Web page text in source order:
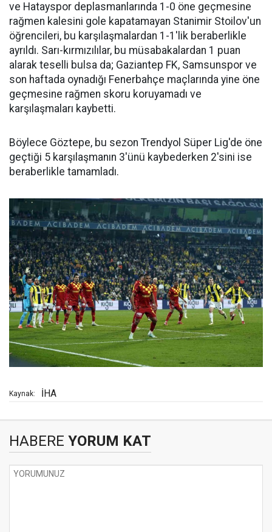
ve Hatayspor deplasmanlarında 1-0 öne geçmesine
rağmen kalesini gole kapatamayan Stanimir Stoilov'un
öğrencileri, bu karşılaşmalardan 1-1'lik beraberlikle
ayrıldı. Sarı-kırmızılılar, bu müsabakalardan 1 puan
alarak teselli bulsa da; Gaziantep FK, Samsunspor ve
son haftada oynadığı Fenerbahçe maçlarında yine öne
geçmesine rağmen skoru koruyamadı ve
karşılaşmaları kaybetti.
Böylece Göztepe, bu sezon Trendyol Süper Lig'de öne
geçtiği 5 karşılaşmanın 3'ünü kaybederken 2'sini ise
beraberlikle tamamladı.
Kaynak: İHA
HABERE YORUM KAT